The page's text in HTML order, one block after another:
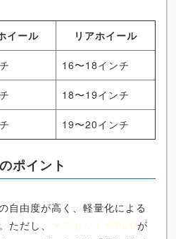
イール リアホイール
16〜18インチ
18〜19インチ
19〜20インチ
ポイント
自由度が高く、軽量化による
ただし、 オフセットやPCDが